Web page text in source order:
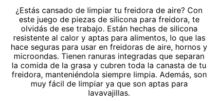
¿Estás cansado de limpiar tu freidora de aire? Con
este juego de piezas de silicona para freidora, te
olvidás de ese trabajo. Están hechas de silicona
resistente al calor y aptas para alimentos, lo que las
hace seguras para usar en freidoras de aire, hornos y
microondas. Tienen ranuras integradas que separan
la comida de la grasa y cubren toda la canasta de tu
freidora, manteniéndola siempre limpia. Además, son
muy fácil de limpiar ya que son aptas para
lavavajillas.